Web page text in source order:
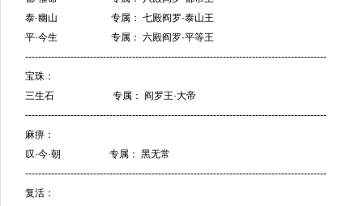
泰·幽山 专属： 七殿阎罗·泰山王
平·今生 专属： 六殿阎罗·平等王
---------------------------------------------------------------------------------------------
宝珠：
三生石 专属： 阎罗王·大帝
---------------------------------------------------------------------------------------------
麻痹：
叹·今·朝 专属： 黑无常
---------------------------------------------------------------------------------------------
复活：